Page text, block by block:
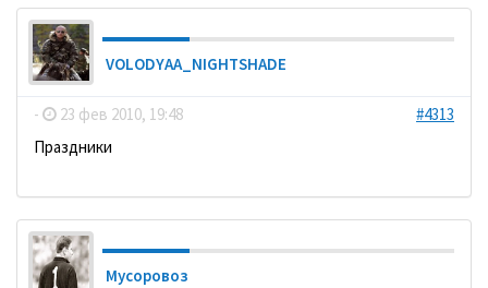
VOLODYAA_NIGHTSHADE
- 23 фев 2010, 19:48
#4313
Праздники
Мусоровоз